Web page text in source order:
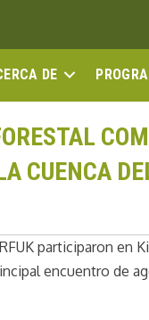
DE
CUENCA
participaron en
encuentro de